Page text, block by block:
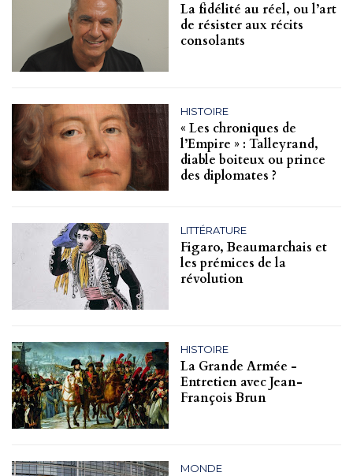
La fidélité au réel, ou l’art
de résister aux récits
consolants
HISTOIRE
« Les chroniques de
l’Empire » : Talleyrand,
diable boiteux ou prince
des diplomates ?
LITTÉRATURE
Figaro, Beaumarchais et
les prémices de la
révolution
HISTOIRE
La Grande Armée -
Entretien avec Jean-
François Brun
MONDE